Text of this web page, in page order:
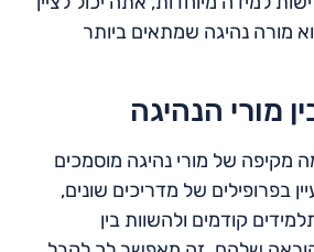
מורה נהיגה שמתאים ביותר
מורי הנהיגה
מקיפה של מורי נהיגה מוסמכים
בפרופילים של מדריכים שונים,
קודמים ולהשוות בין